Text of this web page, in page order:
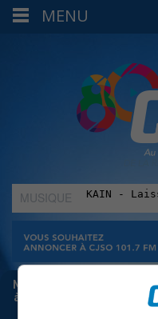
MUSIQUE
:
Meta bloque les infos
à Sorel-Tracy et la
MENU